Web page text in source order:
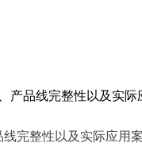
品线完整性以及实
完整性以及实际应用